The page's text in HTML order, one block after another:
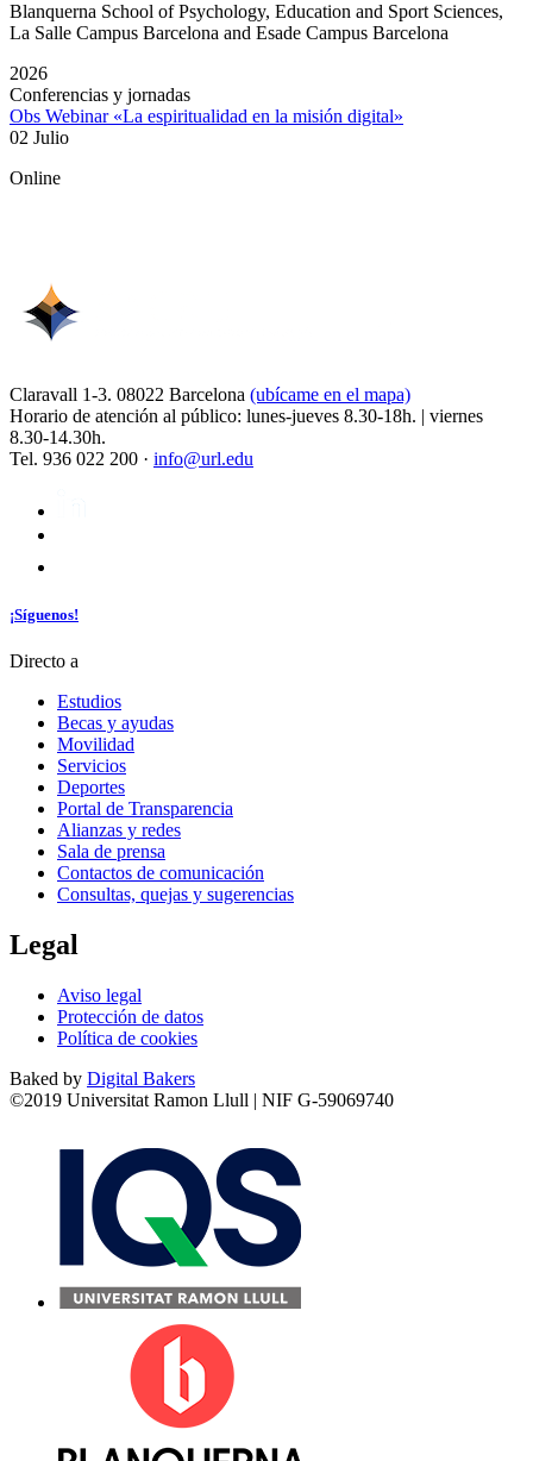
Blanquerna School of Psychology, Education and Sport Sciences,
La Salle Campus Barcelona and Esade Campus Barcelona
2026
Conferencias y jornadas
Obs Webinar «La espiritualidad en la misión digital»
02 Julio
Online
Claravall 1-3. 08022 Barcelona (ubícame en el mapa)
Horario de atención al público: lunes-jueves 8.30-18h. | viernes
8.30-14.30h.
Tel. 936 022 200 · info@url.edu
¡Síguenos!
Directo a
Estudios
Becas y ayudas
Movilidad
Servicios
Deportes
Portal de Transparencia
Alianzas y redes
Sala de prensa
Contactos de comunicación
Consultas, quejas y sugerencias
Legal
Aviso legal
Protección de datos
Política de cookies
Baked by Digital Bakers
©2019 Universitat Ramon Llull | NIF G-59069740